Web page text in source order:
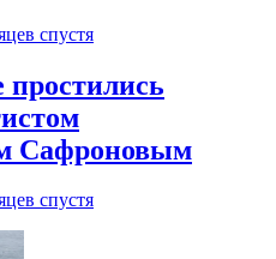
спустя
Сафроновым
спустя